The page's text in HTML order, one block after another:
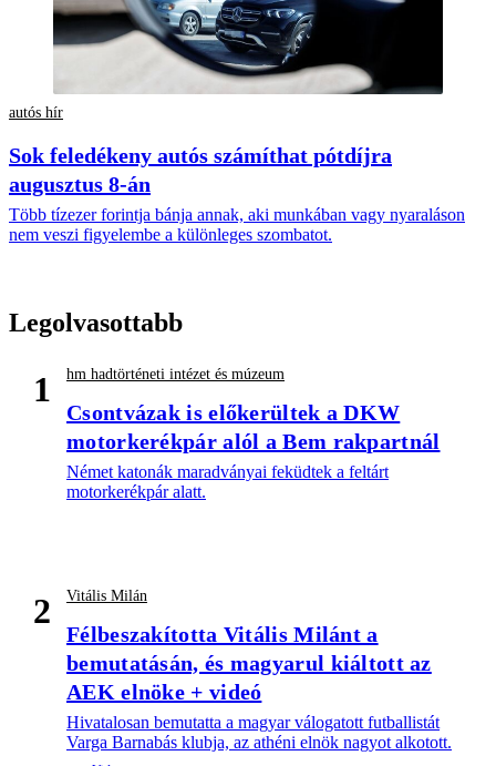
autós hír
Sok feledékeny autós számíthat pótdíjra
augusztus 8-án
Több tízezer forintja bánja annak, aki munkában vagy nyaraláson
nem veszi figyelembe a különleges szombatot.
Legolvasottabb
1 hm hadtörténeti intézet és múzeum
Csontvázak is előkerültek a DKW
motorkerékpár alól a Bem rakpartnál
Német katonák maradványai feküdtek a feltárt
motorkerékpár alatt.
2 Vitális Milán
Félbeszakította Vitális Milánt a
bemutatásán, és magyarul kiáltott az
AEK elnöke + videó
Hivatalosan bemutatta a magyar válogatott futballistát
Varga Barnabás klubja, az athéni elnök nagyot alkotott.